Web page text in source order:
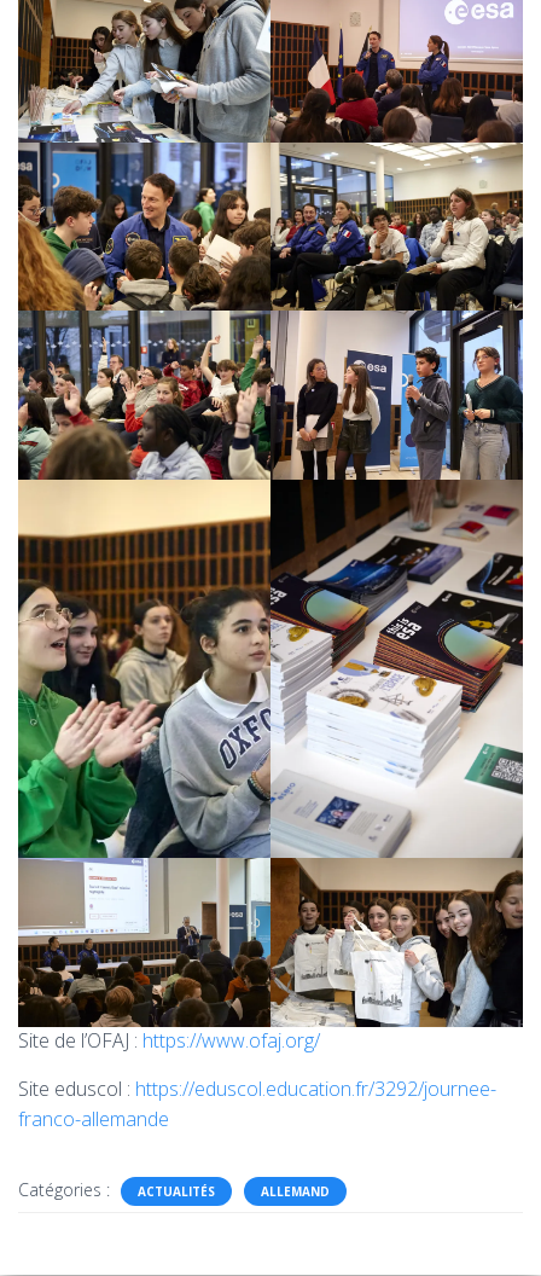
Site de l’OFAJ : https://www.ofaj.org/
Site eduscol : https://eduscol.education.fr/3292/journee-
franco-allemande
Catégories : ACTUALITÉS ALLEMAND